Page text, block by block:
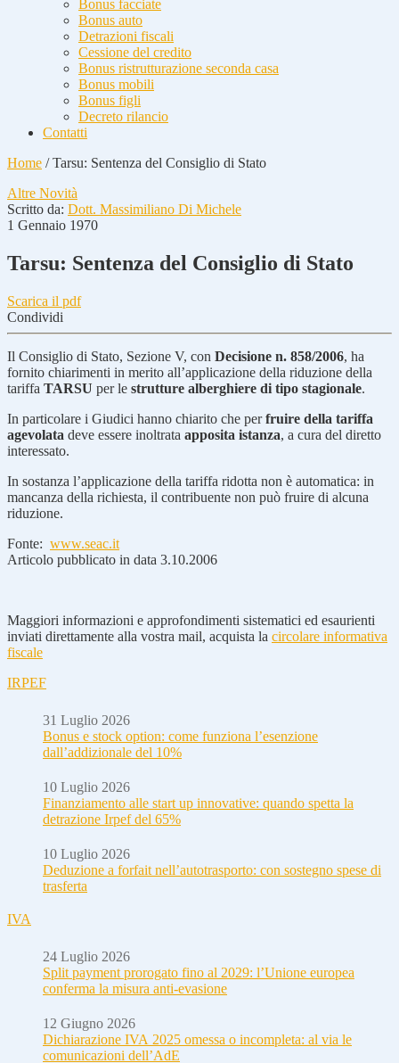
Bonus facciate
Bonus auto
Detrazioni fiscali
Cessione del credito
Bonus ristrutturazione seconda casa
Bonus mobili
Bonus figli
Decreto rilancio
Contatti
Home /Tarsu: Sentenza del Consiglio di Stato
Altre Novità
Scritto da: Dott. Massimiliano Di Michele
1 Gennaio 1970
Tarsu: Sentenza del Consiglio di Stato
Scarica il pdf
Condividi
Il Consiglio di Stato, Sezione V, con Decisione n. 858/2006, ha
fornito chiarimenti in merito all’applicazione della riduzione della
tariffa TARSU per le strutture alberghiere di tipo stagionale.
In particolare i Giudici hanno chiarito che perfruire della tariffa
agevolata deve essere inoltrata apposita istanza, a cura del diretto
interessato.
In sostanza l’applicazione della tariffa ridotta non è automatica: in
mancanza della richiesta, il contribuente non può fruire di alcuna
riduzione.
Fonte: www.seac.it
Articolo pubblicato in data 3.10.2006
Maggiori informazioni e approfondimenti sistematici ed esaurienti
inviati direttamente alla vostra mail, acquista la circolare informativa
fiscale
IRPEF
31 Luglio 2026
Bonus e stock option: come funziona l’esenzione
dall’addizionale del 10%
10 Luglio 2026
Finanziamento alle start up innovative: quando spetta la
detrazione Irpef del 65%
10 Luglio 2026
Deduzione a forfait nell’autotrasporto: con sostegno spese di
trasferta
IVA
24 Luglio 2026
Split payment prorogato fino al 2029: l’Unione europea
conferma la misura anti-evasione
12 Giugno 2026
Dichiarazione IVA 2025 omessa o incompleta: al via le
comunicazioni dell’AdE